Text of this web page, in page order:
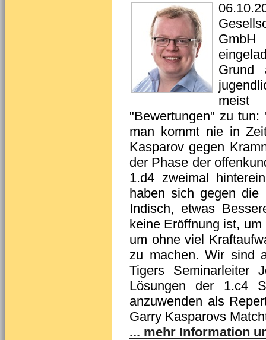
GmbH
Grund
meist
"Bewertungen" zu
man kommt nie in
Kasparov gegen
der Phase der
1.d4 zweimal
haben sich gegen die
Indisch, etwas
keine Eröffnung ist,
um ohne viel
zu machen. Wir sind
Tigers Seminarleiter
Lösungen der 1.c4
anzuwenden als
Garry Kasparovs
... mehr Information